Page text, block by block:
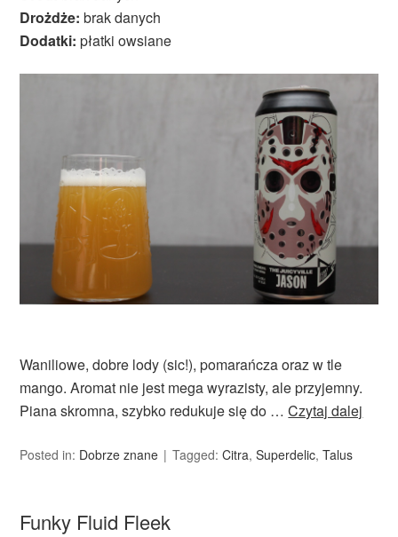
Drożdże: brak danych
Dodatki: płatki owsiane
Waniliowe, dobre lody (sic!), pomarańcza oraz w tle
mango. Aromat nie jest mega wyrazisty, ale przyjemny.
Piana skromna, szybko redukuje się do …Czytaj dalej
Posted in: Dobrze znane Tagged:Citra,Superdelic,Talus
Funky Fluid Fleek